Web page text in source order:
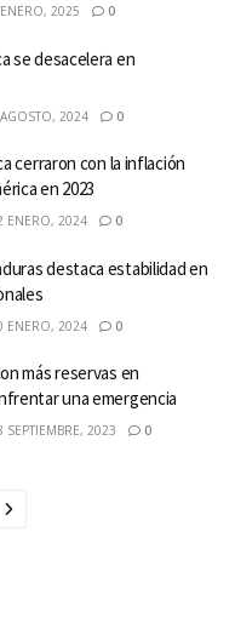
2025 0
se desacelera en
2024 0
cerraron con la inflación
en 2023
ENERO, 2024 0
destaca estabilidad en
ENERO, 2024 0
más reservas en
una emergencia
2023 0